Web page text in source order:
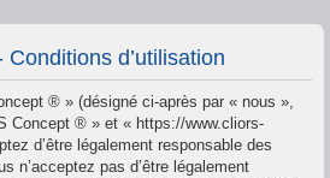
d’utilisation
® » (désigné ci-après par « nous »,
Concept ® » et « https://www.cliors-
d’être légalement responsable des
n’acceptez pas d’être légalement